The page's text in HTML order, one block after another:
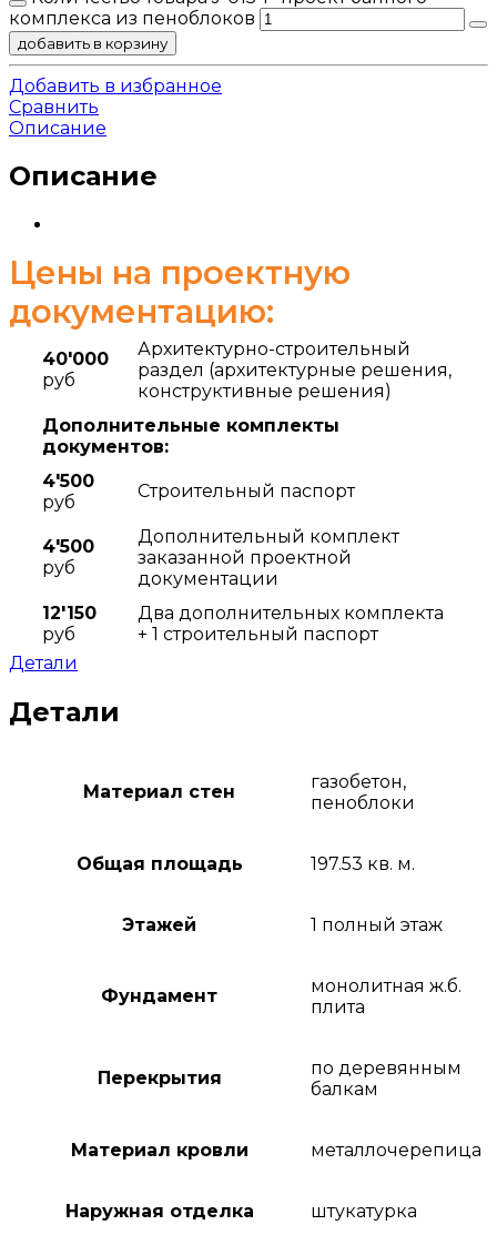
комплекса из пеноблоков
добавить в корзину
Добавить в избранное
Сравнить
Описание
Описание
Цены на проектную
документацию:
40'000
руб
Архитектурно-строительный
раздел (архитектурные решения,
конструктивные решения)
Дополнительные комплекты
документов:
4'500
руб
Строительный паспорт
4'500
руб
Дополнительный комплект
заказанной проектной
документации
12'150
руб
Два дополнительных комплекта
+ 1 строительный паспорт
Детали
Детали
Материал стен
газобетон,
пеноблоки
Общая площадь 197.53 кв. м.
Этажей 1 полный этаж
Фундамент
монолитная ж.б.
плита
Перекрытия
по деревянным
балкам
Материал кровли металлочерепица
Наружная отделка штукатурка